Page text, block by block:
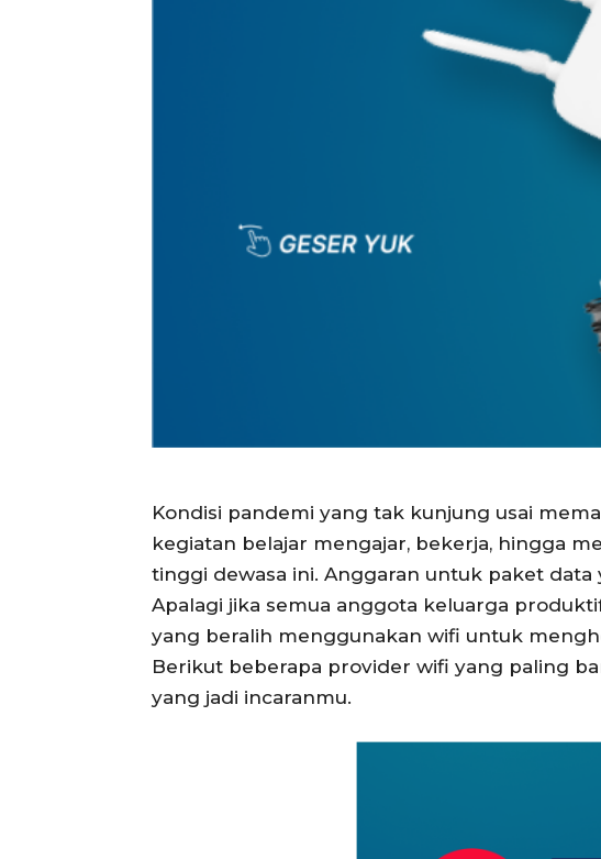
Kondisi pandemi yang tak kunjung usai
kegiatan belajar mengajar, bekerja, hingga
tinggi dewasa ini. Anggaran untuk paket data
Apalagi jika semua anggota keluarga
yang beralih menggunakan wifi untuk
Berikut beberapa provider wifi yang paling
yang jadi incaranmu.